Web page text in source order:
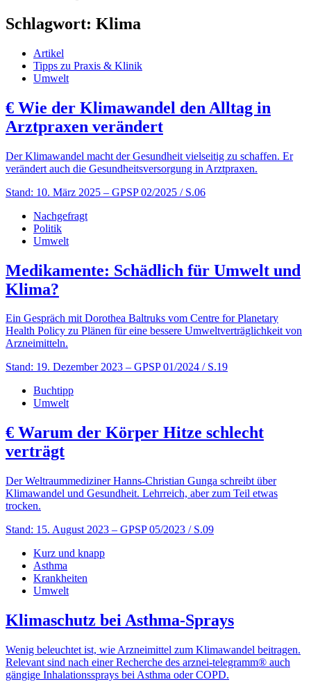
Schlagwort: Klima
Artikel
Tipps zu Praxis & Klinik
Umwelt
€ Wie der Klimawandel den Alltag in
Arztpraxen verändert
Der Klimawandel macht der Gesundheit vielseitig zu schaffen. Er
verändert auch die Gesundheitsversorgung in Arztpraxen.
Stand: 10. März 2025 – GPSP 02/2025 / S.06
Nachgefragt
Politik
Umwelt
Medikamente: Schädlich für Umwelt und
Klima?
Ein Gespräch mit Dorothea Baltruks vom Centre for Planetary
Health Policy zu Plänen für eine bessere Umweltverträglichkeit von
Arzneimitteln.
Stand: 19. Dezember 2023 – GPSP 01/2024 / S.19
Buchtipp
Umwelt
€ Warum der Körper Hitze schlecht
verträgt
Der Weltraummediziner Hanns-Christian Gunga schreibt über
Klimawandel und Gesundheit. Lehrreich, aber zum Teil etwas
trocken.
Stand: 15. August 2023 – GPSP 05/2023 / S.09
Kurz und knapp
Asthma
Krankheiten
Umwelt
Klimaschutz bei Asthma-Sprays
Wenig beleuchtet ist, wie Arzneimittel zum Klimawandel beitragen.
Relevant sind nach einer Recherche des arznei-telegramm® auch
gängige Inhalationssprays bei Asthma oder COPD.